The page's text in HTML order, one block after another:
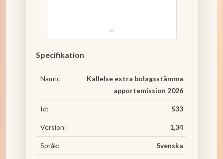
Specifikation
Namn:
Kallelse extra bolagsstämma
apportemission 2026
Id: 533
Version: 1,34
Språk: Svenska